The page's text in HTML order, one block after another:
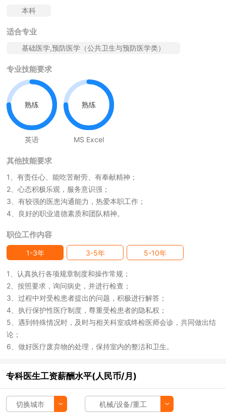
本科
适合专业
基础医学,预防医学（公共卫生与预防医学类）
专业技能要求
熟练
英语
熟练
MS Excel
其他技能要求
1、有责任心、能吃苦耐劳、有奉献精神；
2、心态积极乐观，服务意识强；
3、有较强的医患沟通能力，热爱本职工作；
4、良好的职业道德素质和团队精神。
职位工作内容
1-3年 3-5年 5-10年
1、认真执行各项规章制度和操作常规；
2、按照要求，询问病史，并进行检查；
3、过程中对受检患者提出的问题，积极进行解答；
4、执行保护性医疗制度，尊重受检患者的隐私权；
5、遇到特殊情况时，及时与相关科室或终检医师会诊，共同做出结
论；
6、做好医疗废弃物的处理，保持室内的整洁和卫生。
专科医生工资薪酬水平(人民币/月)
切换城市 机械/设备/重工